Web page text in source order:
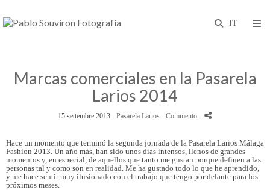
Marcas comerciales en la Pasarela
Larios 2014
15 settembre 2013 - Pasarela Larios - Commento -
Hace un momento que terminó la segunda jornada de la Pasarela Larios Málaga
Fashion 2013. Un año más, han sido unos días intensos, llenos de grandes
momentos y, en especial, de aquellos que tanto me gustan porque definen a las
personas tal y como son en realidad. Me ha gustado todo lo que he aprendido,
y me hace sentir muy ilusionado con el trabajo que tengo por delante para los
próximos meses.